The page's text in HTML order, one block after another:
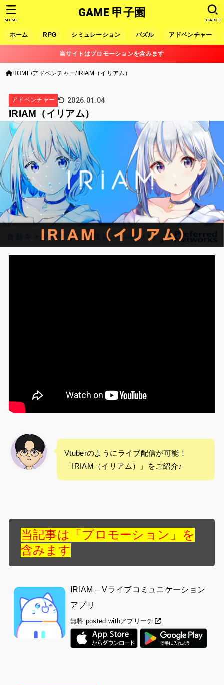
GAME 甲子園
ホーム RPG シミュレーション パズル アドベンチャー
SEARCH
MENU
当サイトはプロモーションを含みます
HOME アドベンチャー IRIAM（イリアム）
アドベンチャー 2026.01.04
IRIAM（イリアム）
Vtuberのようにライブ配信が可能！
「IRIAM（イリアム）」をご紹介♪
当記事は「プロモーション」を
含みます
IRIAM – Vライブコミュニケーション
アプリ
無料 posted withアプリーチ